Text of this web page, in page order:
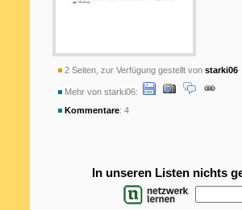
2 Seiten, zur Verfügung gestellt von starki06
Mehr von starki06:
Kommentare: 4
In unseren Listen nichts